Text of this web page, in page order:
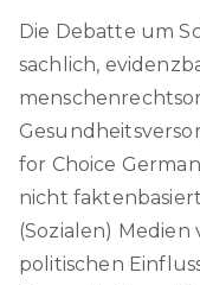
Die Debatte um
sachlich,
for Choice
nicht
(Sozialen)
politischen